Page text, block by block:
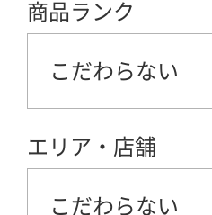
商品ランク
こだわらない
エリア・店舗
こだわらない